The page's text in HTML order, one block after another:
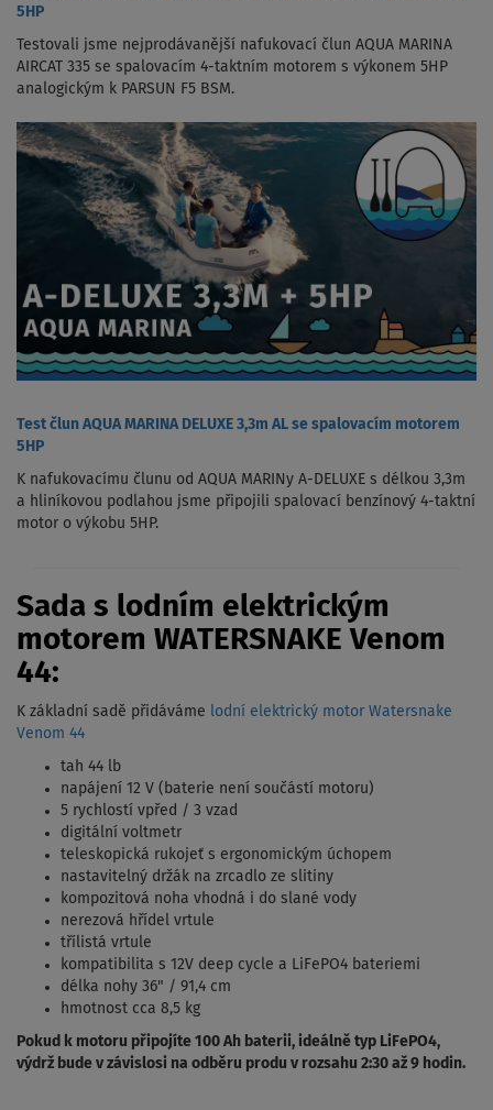
5HP
Testovali jsme nejprodávanější nafukovací člun AQUA MARINA
AIRCAT 335 se spalovacím 4-taktním motorem s výkonem 5HP
analogickým k PARSUN F5 BSM.
Test člun AQUA MARINA DELUXE 3,3m AL se spalovacím motorem
5HP
K nafukovacímu člunu od AQUA MARINy A-DELUXE s délkou 3,3m
a hliníkovou podlahou jsme připojili spalovací benzínový 4-taktní
motor o výkobu 5HP.
Sada s lodním elektrickým
motorem WATERSNAKE Venom
44:
K základní sadě přidáváme lodní elektrický motor Watersnake
Venom 44
tah 44 lb
napájení 12 V (baterie není součástí motoru)
5 rychlostí vpřed / 3 vzad
digitální voltmetr
teleskopická rukojeť s ergonomickým úchopem
nastavitelný držák na zrcadlo ze slitiny
kompozitová noha vhodná i do slané vody
nerezová hřídel vrtule
třílistá vrtule
kompatibilita s 12V deep cycle a LiFePO4 bateriemi
délka nohy 36" / 91,4 cm
hmotnost cca 8,5 kg
Pokud k motoru připojíte 100 Ah baterii, ideálně typ LiFePO4,
výdrž bude v závislosi na odběru produ v rozsahu 2:30 až 9 hodin.